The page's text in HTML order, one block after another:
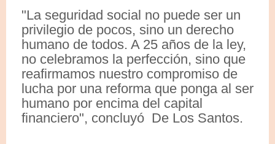
"La seguridad social no puede ser un
privilegio de pocos, sino un derecho
humano de todos. A 25 años de la ley,
no celebramos la perfección, sino que
reafirmamos nuestro compromiso de
lucha por una reforma que ponga al ser
humano por encima del capital
financiero", concluyó De Los Santos.